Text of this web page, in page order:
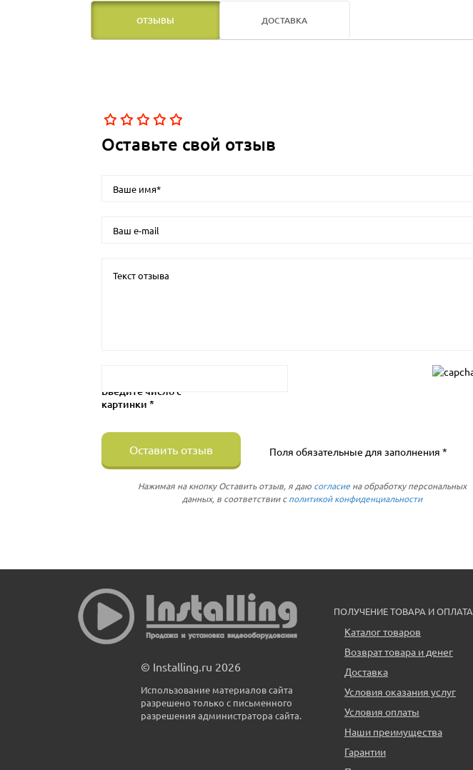
ОТЗЫВЫ ДОСТАВКА
Оставьте свой отзыв
Введите число с
картинки *
Оставить отзыв Поля обязательные для заполнения *
Нажимая на кнопку Оставить отзыв, я даю согласие на обработку персональных
данных, в соответствии сполитикой конфиденциальности
© Installing.ru 2026
Использование материалов сайта
разрешено только с письменного
разрешения администратора сайта.
ПОЛУЧЕНИЕ ТОВАРА И ОПЛАТА
Каталог товаров
Возврат товара и денег
Доставка
Условия оказания услуг
Условия оплаты
Наши преимущества
Гарантии